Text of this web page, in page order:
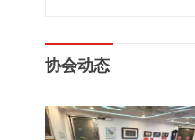
协会动态